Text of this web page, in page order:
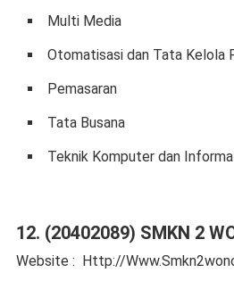
Multi Media
Otomatisasi dan Tata Kelola
Pemasaran
Tata Busana
Teknik Komputer dan
12. (20402089) SMKN 2
Website : Http://